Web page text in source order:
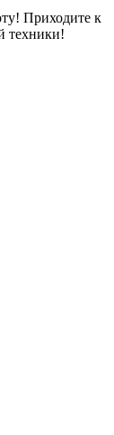
Приходите к
техники!